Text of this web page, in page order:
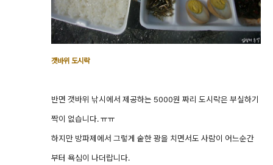
갯바위 도시락
반면 갯바위 낚시에서 제공하는 5000원 짜리 도시락은 부실하기
짝이 없습니다. ㅠㅠ
하지만 방파제에서 그렇게 숱한 꽝을 치면서도 사람이 어느순간
부터 욕심이 나더랍니다.